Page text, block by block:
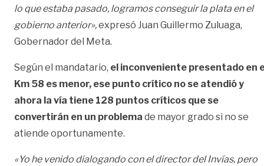
lo que estaba pasado, logramos conseguir la plata en el
gobierno anterior»,expresó Juan Guillermo Zuluaga,
Gobernador del Meta.
Según el mandatario, el inconveniente presentado en
Km 58 es menor, ese punto crítico no se atendió y
ahora la vía tiene 128 puntos críticos que se
convertirán en un problema de mayor grado si no se
atiende oportunamente.
«Yo he venido dialogando con el director del Invías, pero